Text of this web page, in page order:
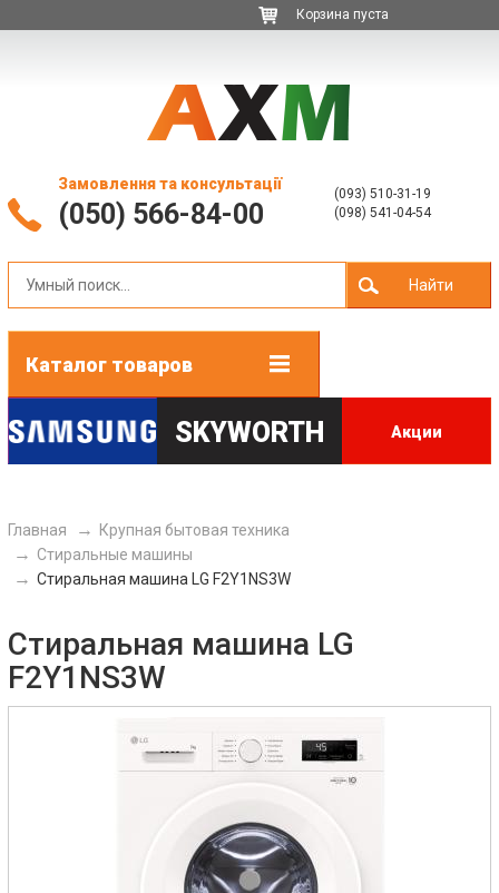
Корзина пуста
Замовлення та консультації
(050) 566-84-00
(093) 510-31-19
(098) 541-04-54
Найти
Каталог товаров
SKYWORTH Акции
Главная
Крупная бытовая техника
Стиральные машины
Стиральная машина LG F2Y1NS3W
Стиральная машина LG
F2Y1NS3W